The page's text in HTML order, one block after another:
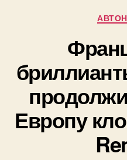
Европу